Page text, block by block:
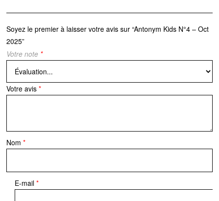
Soyez le premier à laisser votre avis sur “Antonym Kids N°4 – Oct
2025”
Votre note *
Votre avis*
Nom*
E-mail*